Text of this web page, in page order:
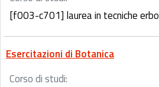
[f003-c701] laurea in tecniche
Esercitazioni di Botanica
Corso di studi: